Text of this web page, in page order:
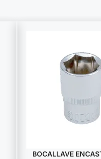
BOCALLAVE